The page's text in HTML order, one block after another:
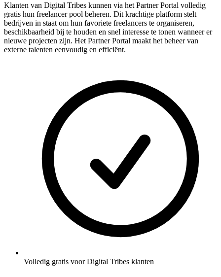
Klanten van Digital Tribes kunnen via het Partner Portal volledig
gratis hun freelancer pool beheren. Dit krachtige platform stelt
bedrijven in staat om hun favoriete freelancers te organiseren,
beschikbaarheid bij te houden en snel interesse te tonen wanneer er
nieuwe projecten zijn. Het Partner Portal maakt het beheer van
externe talenten eenvoudig en efficiënt.
Volledig gratis voor Digital Tribes klanten